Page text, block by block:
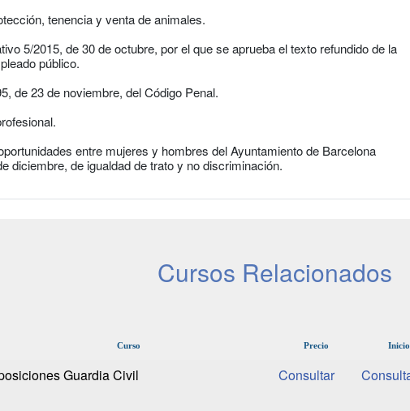
tenencia y venta de animales.
5/2015, de 30 de octubre, por el que se aprueba el texto refundido de la
público.
de 23 de noviembre, del Código Penal.
entre mujeres y hombres del Ayuntamiento de Barcelona
diciembre, de igualdad de trato y no discriminación.
Cursos Relacionados
Curso Precio Inicio
Guardia Civil